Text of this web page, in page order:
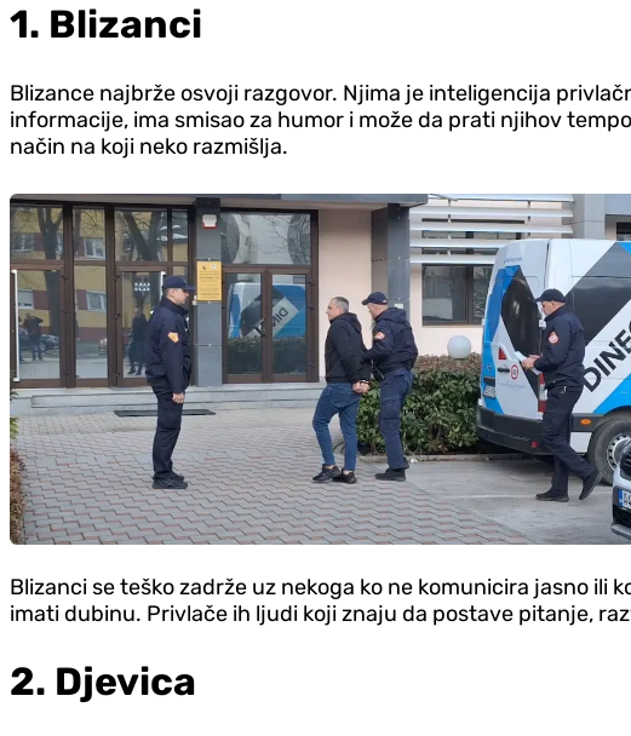
1. Blizanci
Blizance najbrže osvoji razgovor. Njima je inteligencija
informacije, ima smisao za humor i može da prati njihov
način na koji neko razmišlja.
Blizanci se teško zadrže uz nekoga ko ne komunicira jasno ili
imati dubinu. Privlače ih ljudi koji znaju da postave pitanje,
2. D‌jevica